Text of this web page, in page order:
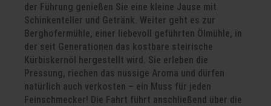
der Führung genießen Sie eine kleine Jause mit
Schinkenteller und Getränk. Weiter geht es zur
Berghofermühle, einer liebevoll geführten Ölmühle, in
der seit Generationen das kostbare steirische
Kürbiskernöl hergestellt wird. Sie erleben die
Pressung, riechen das nussige Aroma und dürfen
natürlich auch verkosten – ein Muss für jeden
Feinschmecker! Die Fahrt führt anschließend über die